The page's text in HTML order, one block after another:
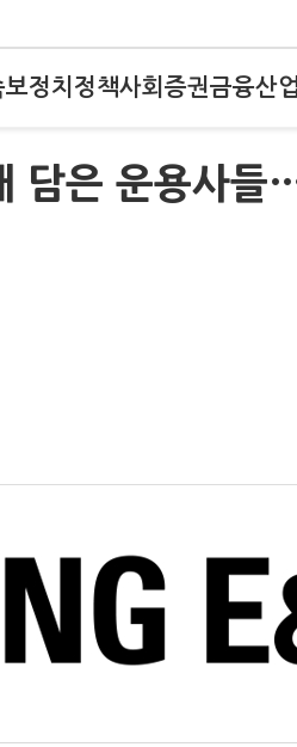
보정치 정책사회 증권금융산업
담은 운용사들